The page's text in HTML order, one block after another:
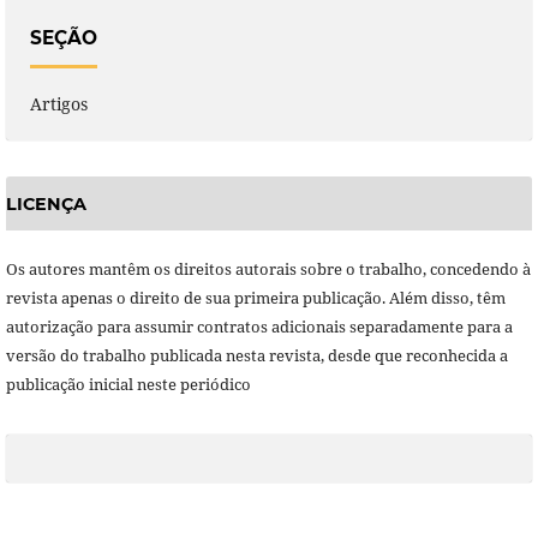
SEÇÃO
Artigos
LICENÇA
Os autores mantêm os direitos autorais sobre o trabalho, concedendo à
revista apenas o direito de sua primeira publicação. Além disso, têm
autorização para assumir contratos adicionais separadamente para a
versão do trabalho publicada nesta revista, desde que reconhecida a
publicação inicial neste periódico